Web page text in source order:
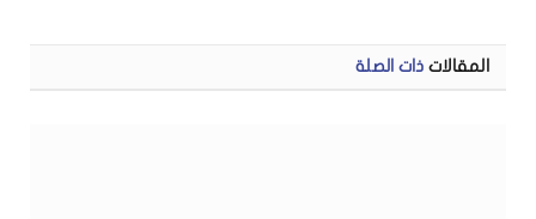
المقالات ذات الصلة